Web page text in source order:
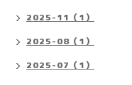
2025-11（1）
2025-08（1）
2025-07（1）